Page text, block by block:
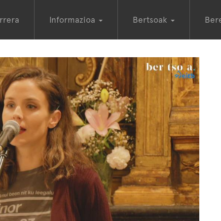
Informazioa Bertsoak